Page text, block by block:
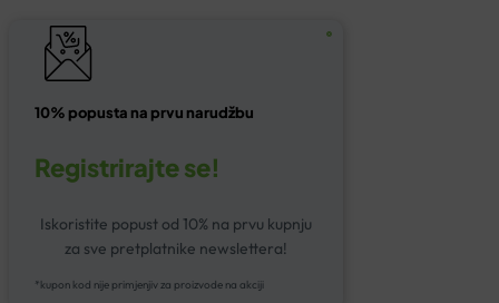
10% popusta na prvu narudžbu
Registrirajte se!
Iskoristite popust od 10% na prvu kupnju
za sve pretplatnike newslettera!
*kupon kod nije primjenjiv za proizvode na akciji